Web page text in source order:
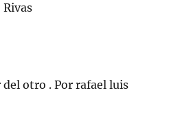
otro . Por rafael luis